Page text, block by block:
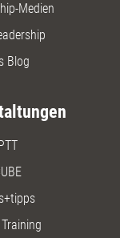
Medien
Blog